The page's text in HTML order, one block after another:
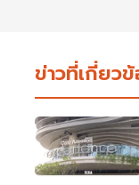
ข่าวที่เกี่ยว